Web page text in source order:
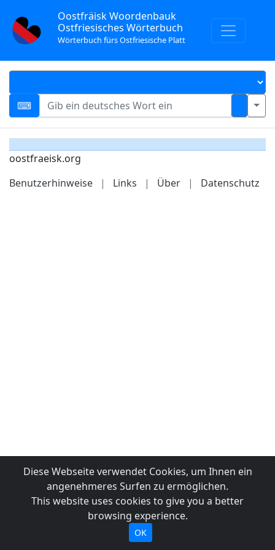
Oostfräisk Woordenbauk
Ostfriesisches Wörterbuch
Wörterbuch fürs Ostfriesische Platt
oostfraeisk.org
Benutzerhinweise
| Links | Über | Datenschutz
Diese Webseite verwendet Cookies, um Ihnen ein
angenehmeres Surfen zu ermöglichen.
This website uses cookies to give you a better
browsing experience.
OK